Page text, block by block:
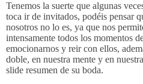
Tenemos la suerte que algunas
toca ir de invitados, podéis pensar
nosotros no lo es, ya que nos
intensamente todos los momentos
emocionarnos y reir con ellos,
doble, en nuestra mente y en
slide resumen de su boda.